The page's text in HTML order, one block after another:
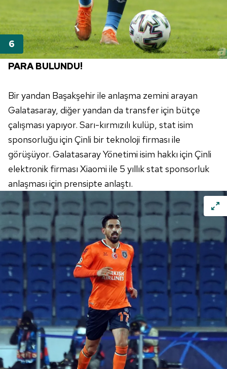
PARA BULUNDU!
Bir yandan Başakşehir ile anlaşma zemini arayan
Galatasaray, diğer yandan da transfer için bütçe
çalışması yapıyor. Sarı-kırmızılı kulüp, stat isim
sponsorluğu için Çinli bir teknoloji firması ile
görüşüyor. Galatasaray Yönetimi isim hakkı için Çinli
elektronik firması Xiaomi ile 5 yıllık stat sponsorluk
anlaşması için prensipte anlaştı.